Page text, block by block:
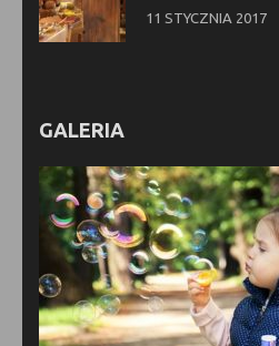
11 STYCZNIA 2017
GALERIA